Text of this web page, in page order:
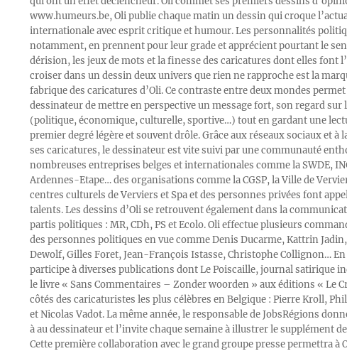
www.humeurs.be, Oli publie chaque matin un dessin qui croque
internationale avec esprit critique et humour. Les personnalités
notamment, en prennent pour leur grade et apprécient pourtant le
dérision, les jeux de mots et la finesse des caricatures dont elles font
croiser dans un dessin deux univers que rien ne rapproche est la
fabrique des caricatures d’Oli. Ce contraste entre deux mondes permet
dessinateur de mettre en perspective un message fort, son regard sur
(politique, économique, culturelle, sportive…) tout en gardant une
premier degré légère et souvent drôle. Grâce aux réseaux sociaux et à
ses caricatures, le dessinateur est vite suivi par une communauté
nombreuses entreprises belges et internationales comme la SWDE,
Ardennes-Etape… des organisations comme la CGSP, la Ville de
centres culturels de Verviers et Spa et des personnes privées font
talents. Les dessins d’Oli se retrouvent également dans la
partis politiques : MR, CDh, PS et Ecolo. Oli effectue plusieurs
des personnes politiques en vue comme Denis Ducarme, Kattrin
Dewolf, Gilles Foret, Jean-François Istasse, Christophe Collignon… En
participe à diverses publications dont Le Poiscaille, journal satirique
le livre « Sans Commentaires – Zonder woorden » aux éditions « Le
côtés des caricaturistes les plus célèbres en Belgique : Pierre Kroll,
et Nicolas Vadot. La même année, le responsable de JobsRégions
à au dessinateur et l’invite chaque semaine à illustrer le supplément
Cette première collaboration avec le grand groupe presse permettra à